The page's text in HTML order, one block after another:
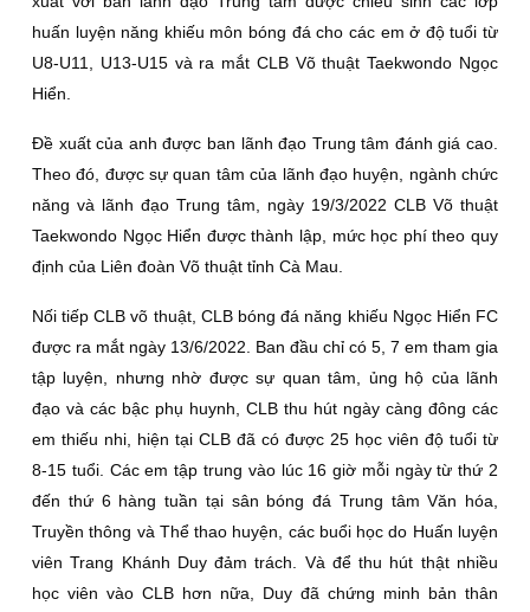
huấn luyện năng khiếu môn bóng đá cho các em ở độ tuổi từ
U8-U11, U13-U15 và ra mắt CLB Võ thuật Taekwondo Ngọc
Hiển.
Đề xuất của anh được ban lãnh đạo Trung tâm đánh giá cao.
Theo đó, được sự quan tâm của lãnh đạo huyện, ngành chức
năng và lãnh đạo Trung tâm, ngày 19/3/2022 CLB Võ thuật
Taekwondo Ngọc Hiển được thành lập, mức học phí theo quy
định của Liên đoàn Võ thuật tỉnh Cà Mau.
Nối tiếp CLB võ thuật, CLB bóng đá năng khiếu Ngọc Hiển FC
được ra mắt ngày 13/6/2022. Ban đầu chỉ có 5, 7 em tham gia
tập luyện, nhưng nhờ được sự quan tâm, ủng hộ của lãnh
đạo và các bậc phụ huynh, CLB thu hút ngày càng đông các
em thiếu nhi, hiện tại CLB đã có được 25 học viên độ tuổi từ
8-15 tuổi. Các em tập trung vào lúc 16 giờ mỗi ngày từ thứ 2
đến thứ 6 hàng tuần tại sân bóng đá Trung tâm Văn hóa,
Truyền thông và Thể thao huyện, các buổi học do Huấn luyện
viên Trang Khánh Duy đảm trách. Và để thu hút thật nhiều
học viên vào CLB hơn nữa, Duy đã chứng minh bản thân